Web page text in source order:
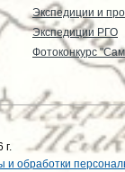
Экспедиции и
Экспедиции РГО
Фотоконкурс
г.
и обработки